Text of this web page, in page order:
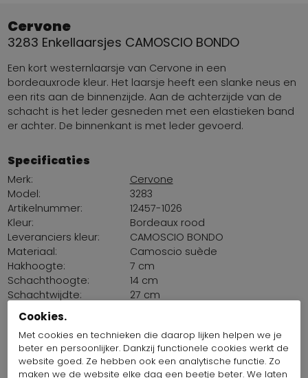
Cervone
3283 Enkellaarsjes CAMOSCIO BONDO
Een kort westernlaarsje van Cervone in een
bordeauxrode kleur. Het laarsje heeft een slanke neus en
een rits aan de binnenzijde. Aan de achterzijde van de
schacht is het leder gesneden met een elastieken band
er achter. De binnenkant is met leder gevoerd.
Specificaties
Merk:
Cervone
Model:
3283
Artikelnummer:
12457-1026
Kleur:
Bordeaux rood
Leveranciers kleur:
CAMOSCIO BONDO
Materiaal:
Camoscio suède
Hakhoogte:
7 cm
Schachthoogte:
14 cm
Schachtwijdte:
27 cm
Pasvorm::
Zool:
Binnenzool
uitneembaar:
Nee
Land van productie:
Italië
Cookies.
Met cookies en technieken die daarop lijken helpen we je
beter en persoonlijker. Dankzij functionele cookies werkt de
website goed. Ze hebben ook een analytische functie. Zo
maken we de website elke dag een beetje beter. We laten